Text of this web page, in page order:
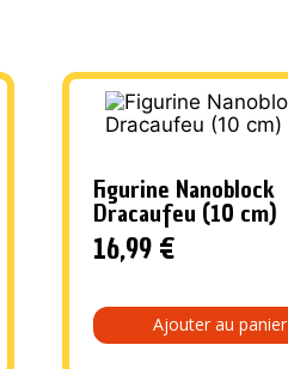
Figurine Nanoblock
Dracaufeu (10 cm)
16,99 €
Ajouter au panier